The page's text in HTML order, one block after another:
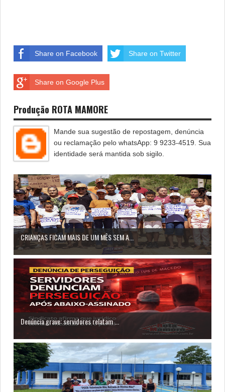
Share on Facebook Share on Twitter
Share on Google Plus
Produção ROTA MAMORE
Mande sua sugestão de repostagem, denúncia
ou reclamação pelo whatsApp: 9 9233-4519. Sua
identidade será mantida sob sigilo.
CRIANÇAS FICAM MAIS DE UM MÊS SEM A...
Denúncia grave: servidores relatam ...